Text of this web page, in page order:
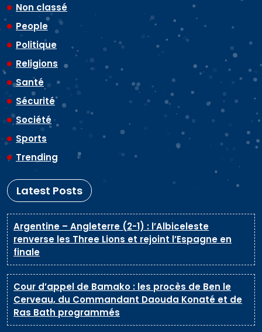
Non classé
People
Politique
Religions
Santé
Sécurité
Société
Sports
Trending
Latest Posts
Argentine – Angleterre (2-1) : l’Albiceleste
renverse les Three Lions et rejoint l’Espagne en
finale
Cour d’appel de Bamako : les procès de Ben le
Cerveau, du Commandant Daouda Konaté et de
Ras Bath programmés